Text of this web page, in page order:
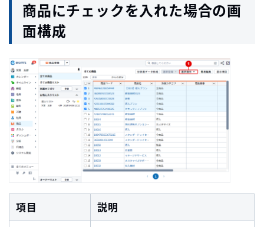
商品にチェックを入れた場合の画
面構成
項目 説明